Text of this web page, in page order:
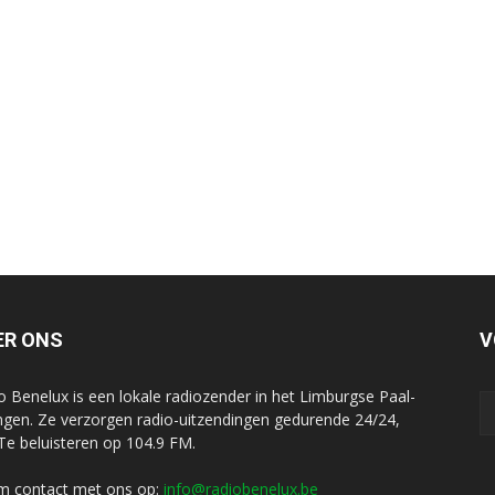
ONS
Benelux is een lokale radiozender in het Limburgse Paal-
Ze verzorgen radio-uitzendingen gedurende 24/24,
beluisteren op 104.9 FM.
contact met ons op: info@radiobenelux.be